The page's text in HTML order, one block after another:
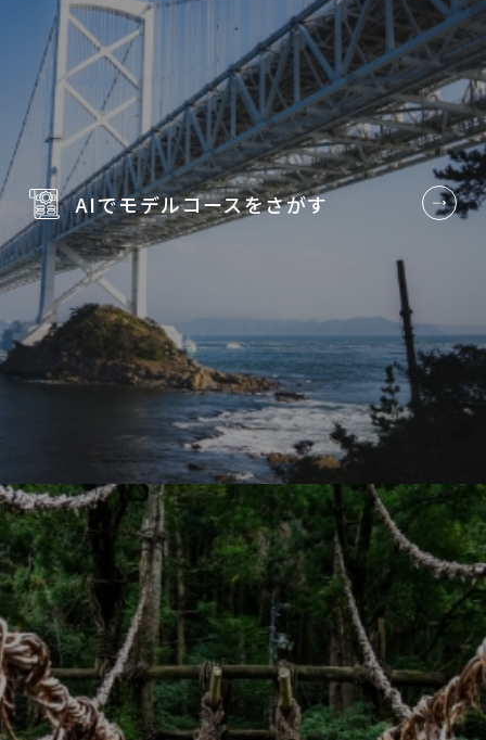
AIでモデルコースをさがす